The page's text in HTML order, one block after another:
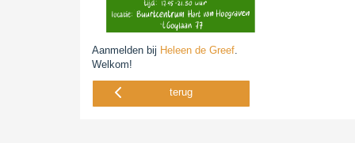
Aanmelden bij Heleen de Greef.
Welkom!
terug